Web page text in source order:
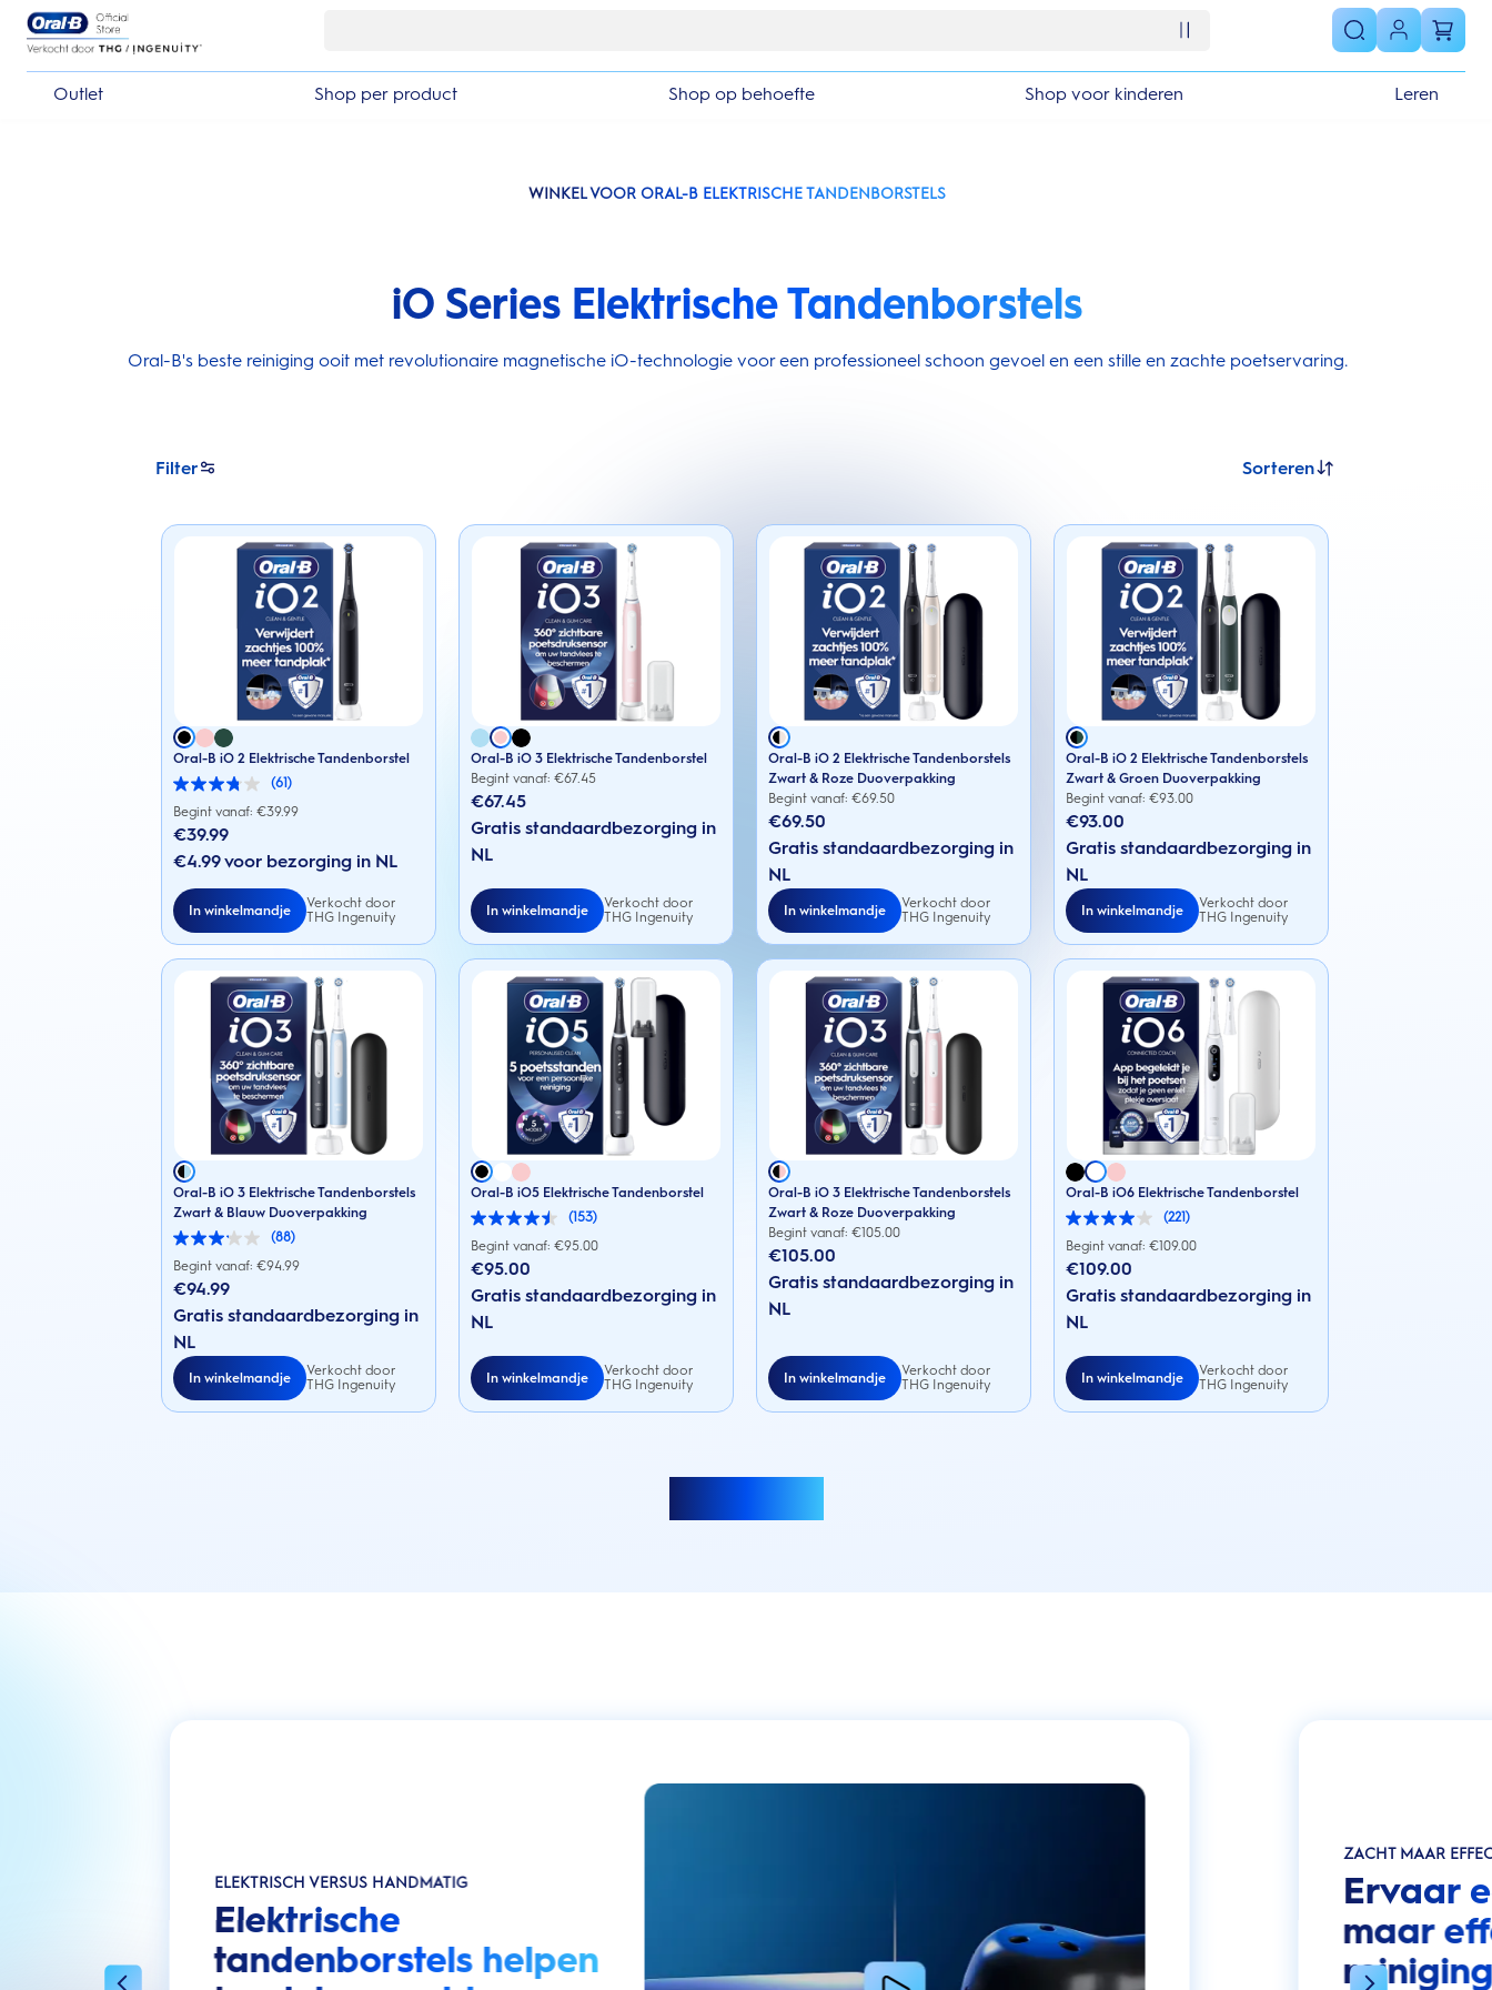
Outlet Shop per product Shop op behoefte Shop voor kinderen Leren
WINKEL VOOR ORAL-B ELEKTRISCHE TANDENBORSTELS
iO Series Elektrische Tandenborstels
Oral-B's beste reiniging ooit met revolutionaire magnetische iO-technologie voor een professioneel schoon gevoel en een stille en zachte poetservaring.
Filter Sorteren
Oral-B iO 2 Elektrische Tandenborstel
(61)
3.8
van
5
sterren.
beoordelingen
Begint vanaf: €39.99
€39.99
€4.99 voor bezorging in NL
In winkelmandje
Verkocht door
THG Ingenuity
Oral-B iO 3 Elektrische Tandenborstel
Begint vanaf: €67.45
€67.45
Gratis standaardbezorging in
NL
In winkelmandje
Verkocht door
THG Ingenuity
Oral-B iO 2 Elektrische Tandenborstels
Zwart & Roze Duoverpakking
Begint vanaf: €69.50
€69.50
Gratis standaardbezorging in
NL
In winkelmandje
Verkocht door
THG Ingenuity
Oral-B iO 2 Elektrische Tandenborstels
Zwart & Groen Duoverpakking
Begint vanaf: €93.00
€93.00
Gratis standaardbezorging in
NL
In winkelmandje
Verkocht door
THG Ingenuity
Oral-B iO 3 Elektrische Tandenborstels
Zwart & Blauw Duoverpakking
(88)
3.1
van
5
sterren.
beoordelingen
Begint vanaf: €94.99
€94.99
Gratis standaardbezorging in
NL
In winkelmandje
Verkocht door
THG Ingenuity
Oral-B iO5 Elektrische Tandenborstel
(153)
4.5
van
5
sterren.
beoordelingen
Begint vanaf: €95.00
€95.00
Gratis standaardbezorging in
NL
In winkelmandje
Verkocht door
THG Ingenuity
Oral-B iO 3 Elektrische Tandenborstels
Zwart & Roze Duoverpakking
Begint vanaf: €105.00
€105.00
Gratis standaardbezorging in
NL
In winkelmandje
Verkocht door
THG Ingenuity
Oral-B iO6 Elektrische Tandenborstel
(221)
4.0
van
5
sterren.
beoordelingen
Begint vanaf: €109.00
€109.00
Gratis standaardbezorging in
NL
In winkelmandje
Verkocht door
THG Ingenuity
ELEKTRISCH VERSUS HANDMATIG
Elektrische
tandenborstels helpen
ZACHT MAAR
Ervaar
maar